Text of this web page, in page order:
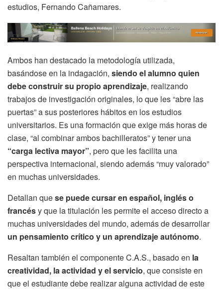
estudios, Fernando Cañamares.
Ambos han destacado la metodología utilizada,
basándose en la indagación, siendo el alumno quien
debe construir su propio aprendizaje, realizando
trabajos de investigación originales, lo que les “abre las
puertas” a sus posteriores hábitos en los estudios
universitarios. Es una formación que exige más horas de
clase, “al combinar ambos bachilleratos” y tener una
“carga lectiva mayor”, pero que les facilita una
perspectiva internacional, siendo además “muy valorado”
en muchas universidades.
Detallan quese puede cursar en español, inglés o
francésy que la titulación les permite el acceso directo a
muchas universidades del mundo, además de desarrollar
un pensamiento crítico y un aprendizaje autónomo.
Resaltan también el componente C.A.S., basado en la
creatividad, la actividad y el servicio, que consiste en
que el estudiante debe realizar alguna actividad de este